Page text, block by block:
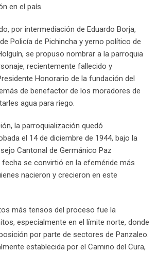
en el país.
por intermediación de Eduardo Borja,
Policía de Pichincha y yerno político de
se propuso nombrar a la parroquia
recientemente fallecido y
Honorario de la fundación del
de benefactor de los moradores de
agua para riego.
la parroquialización quedó
el 14 de diciembre de 1944, bajo la
Cantonal de Germánico Paz
fecha se convirtió en la efeméride más
nacieron y crecieron en este
más tensos del proceso fue la
especialmente en el límite norte, donde
por parte de sectores de Panzaleo.
establecida por el Camino del Cura,